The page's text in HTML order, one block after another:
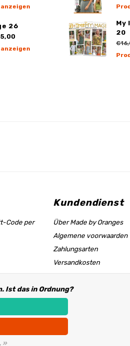
26
My
20
Code per
Kundendienst
Über Made by Oranges
Algemene voorwaarden
Zahlungsarten
Versandkosten
Größentabelle &
Hilfeseite
Händler Informationen
Ist das in Ordnung?
»